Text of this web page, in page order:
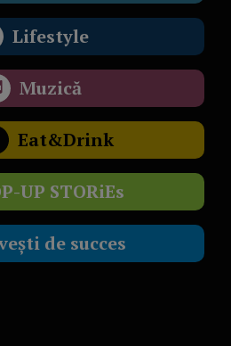
Lifestyle
Muzică
Eat&Drink
UP STORiEs
de succes